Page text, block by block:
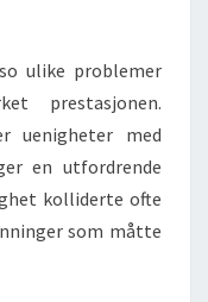
ulike problemer
prestasjonen.
uenigheter med
en utfordrende
kolliderte ofte
som måtte